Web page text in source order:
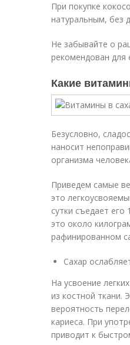
При покупке
натуральным, без
Не забывайте о
рекомендован для
Какие
Безусловно,
наносит
организма
Приведем самые
это
сутки съедает
это около
рафинированном
Сахар
На усвоение
из костной ткани.
вероятность
кариеса. При
приводит к